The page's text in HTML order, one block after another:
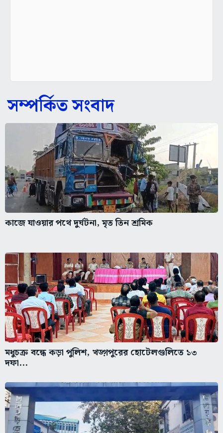
সম্পর্কিত সংবাদ
কাজে যাওয়ার পথে দুর্ঘটনা, মৃত তিন শ্রমিক
মধুচক্র বন্ধে কড়া পুলিশ, খড়্গপুরের হোটেলগুলিতে ১৩
দফা...